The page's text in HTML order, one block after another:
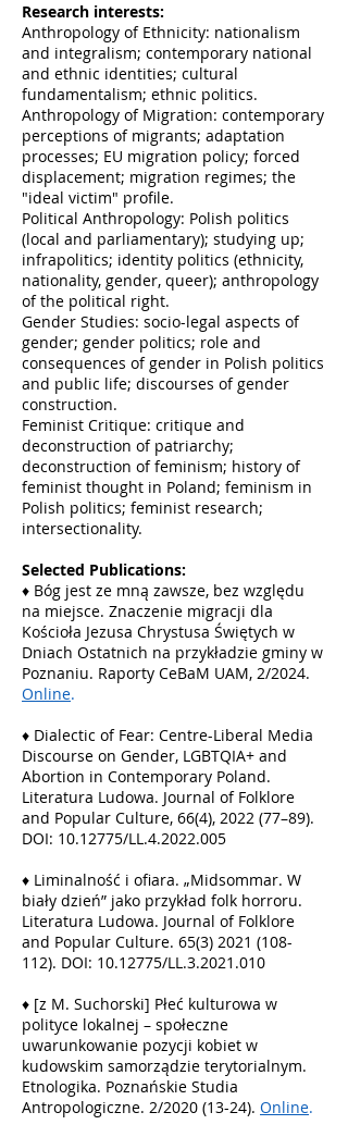
Research interests:
Anthropology of Ethnicity: nationalism
and integralism; contemporary national
and ethnic identities; cultural
fundamentalism; ethnic politics.
Anthropology of Migration: contemporary
perceptions of migrants; adaptation
processes; EU migration policy; forced
displacement; migration regimes; the
"ideal victim" profile.
Political Anthropology: Polish politics
(local and parliamentary); studying up;
infrapolitics; identity politics (ethnicity,
nationality, gender, queer); anthropology
of the political right.
Gender Studies: socio-legal aspects of
gender; gender politics; role and
consequences of gender in Polish politics
and public life; discourses of gender
construction.
Feminist Critique: critique and
deconstruction of patriarchy;
deconstruction of feminism; history of
feminist thought in Poland; feminism in
Polish politics; feminist research;
intersectionality.
Selected Publications:
♦ Bóg jest ze mną zawsze, bez względu
na miejsce. Znaczenie migracji dla
Kościoła Jezusa Chrystusa Świętych w
Dniach Ostatnich na przykładzie gminy w
Poznaniu. Raporty CeBaM UAM, 2/2024.
Online.
♦ Dialectic of Fear: Centre-Liberal Media
Discourse on Gender, LGBTQIA+ and
Abortion in Contemporary Poland.
Literatura Ludowa. Journal of Folklore
and Popular Culture, 66(4), 2022 (77–89).
DOI: 10.12775/LL.4.2022.005
♦ Liminalność i ofiara. „Midsommar. W
biały dzień” jako przykład folk horroru.
Literatura Ludowa. Journal of Folklore
and Popular Culture. 65(3) 2021 (108-
112). DOI: 10.12775/LL.3.2021.010
♦ [z M. Suchorski] Płeć kulturowa w
polityce lokalnej – społeczne
uwarunkowanie pozycji kobiet w
kudowskim samorządzie terytorialnym.
Etnologika. Poznańskie Studia
Antropologiczne. 2/2020 (13-24). Online.